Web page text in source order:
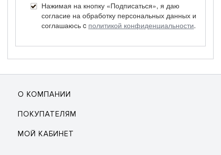
Нажимая на кнопку «Подписаться», я даю
согласие на обработку персональных данных и
соглашаюсь c политикой конфиденциальности.
О КОМПАНИИ
ПОКУПАТЕЛЯМ
МОЙ КАБИНЕТ